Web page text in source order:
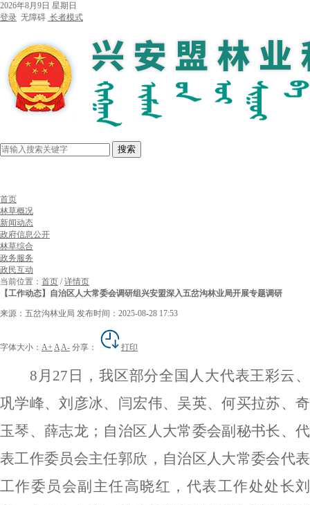
2026年8月9日 星期日
登录 无障碍 长者模式
搜索
首页
林草概况
新闻动态
政府信息公开
林草综合
政务服务
政民互动
当前位置： 首页 /详情页
【工作动态】自治区人大常委会调研组兴安盟深入五岔沟林业局开展专题调研
来源：五岔沟林业局 发布时间：2025-08-28 17:53
字体大小： A+ AA- 分享： 打印
8月27日，我区部分全国人大代表王彩云、
巩学峰、刘彦冰、闫宏伟、吴英、何买拉苏、奇
玉琴、薛志龙；自治区人大常委会副秘书长、代
表工作委员会主任郭欣，自治区人大常委会代表
工作委员会副主任高晓红，代表工作处处长刘